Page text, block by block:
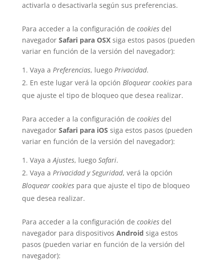
activarla o desactivarla según sus preferencias.
Para acceder a la configuración de cookiesdel
navegador Safari para OSXsiga estos pasos (pueden
variar en función de la versión del navegador):
Vaya a Preferencias, luego Privacidad.
En este lugar verá la opción Bloquear cookiespara
que ajuste el tipo de bloqueo que desea realizar.
Para acceder a la configuración de cookiesdel
navegador Safari para iOS siga estos pasos (pueden
variar en función de la versión del navegador):
Vaya aAjustes, luego Safari.
Vaya a Privacidad y Seguridad, verá la opción
Bloquear cookiespara que ajuste el tipo de bloqueo
que desea realizar.
Para acceder a la configuración de cookiesdel
navegador para dispositivos Android siga estos
pasos (pueden variar en función de la versión del
navegador):